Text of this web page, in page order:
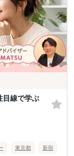
目線で学ぶ
東京都 新宿